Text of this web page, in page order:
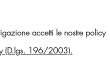
accetti le nostre policy
(D.lgs. 196/2003).